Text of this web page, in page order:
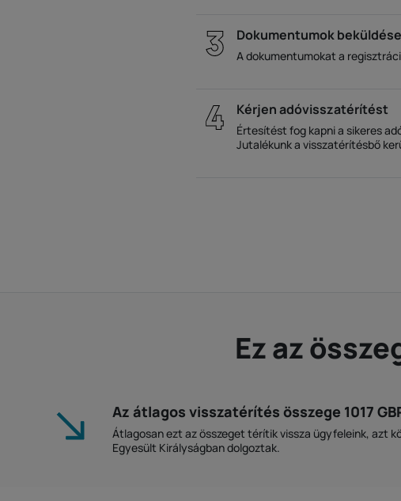
Dokumentumok beküldése
A dokumentumokat a
Kérjen adóvisszatérítést
Értesítést fog kapni a sikeres
Jutalékunk a visszatérítésbő
Ez az
Az átlagos visszatérítés összege 1017
Átlagosan ezt az összeget térítik vissza ügyfeleink, azt
Egyesült Királyságban dolgoztak.